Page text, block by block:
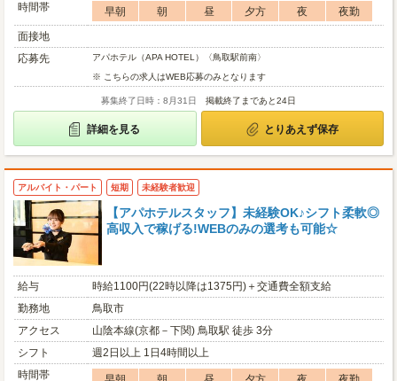
時間帯
早朝 朝 昼 夕方 夜
夜勤
面接地
応募先
アパホテル（APA HOTEL）〈鳥取駅前南〉
※ こちらの求人はWEB応募のみとなります
募集終了日時：8月31日 掲載終了まであと24日
詳細を見る とりあえず保存
アルバイト・パート 短期 未経験者歓迎
【アパホテルスタッフ】未経験OK♪シフト柔軟◎
高収入で稼げる!WEBのみの選考も可能☆
給与
時給1100円(22時以降は1375円)＋交通費全額支給
勤務地
鳥取市
アクセス
山陰本線(京都－下関) 鳥取駅 徒歩 3分
シフト
週2日以上 1日4時間以上
時間帯